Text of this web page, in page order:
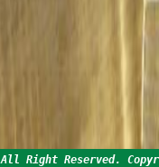
All Right Reserved.